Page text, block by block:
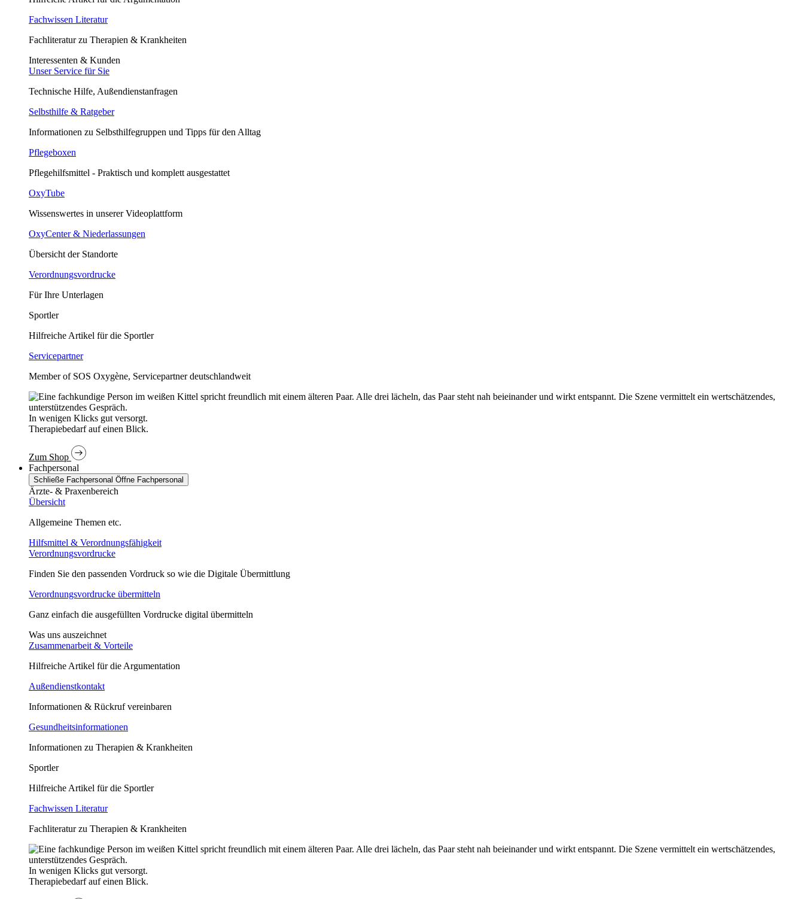
Fachwissen Literatur
Fachliteratur zu Therapien & Krankheiten
Interessenten & Kunden
Unser Service für Sie
Technische Hilfe, Außendienstanfragen
Selbsthilfe & Ratgeber
Informationen zu Selbsthilfegruppen und Tipps für den Alltag
Pflegeboxen
Pflegehilfsmittel - Praktisch und komplett ausgestattet
OxyTube
Wissenswertes in unserer Videoplattform
OxyCenter & Niederlassungen
Übersicht der Standorte
Verordnungsvordrucke
Für Ihre Unterlagen
Sportler
Hilfreiche Artikel für die Sportler
Servicepartner
Member of SOS Oxygène, Servicepartner deutschlandweit
In wenigen Klicks gut versorgt.
Therapiebedarf auf einen Blick.
Zum Shop
Fachpersonal
Schließe Fachpersonal Öffne Fachpersonal
Ärzte- & Praxenbereich
Übersicht
Allgemeine Themen etc.
Hilfsmittel & Verordnungsfähigkeit
Verordnungsvordrucke
Finden Sie den passenden Vordruck so wie die Digitale Übermittlung
Verordnungsvordrucke übermitteln
Ganz einfach die ausgefüllten Vordrucke digital übermitteln
Was uns auszeichnet
Zusammenarbeit & Vorteile
Hilfreiche Artikel für die Argumentation
Außendienstkontakt
Informationen & Rückruf vereinbaren
Gesundheitsinformationen
Informationen zu Therapien & Krankheiten
Sportler
Hilfreiche Artikel für die Sportler
Fachwissen Literatur
Fachliteratur zu Therapien & Krankheiten
In wenigen Klicks gut versorgt.
Therapiebedarf auf einen Blick.